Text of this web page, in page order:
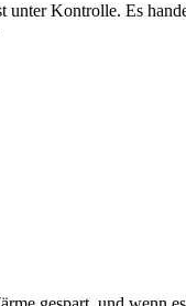
Kontrolle. Es